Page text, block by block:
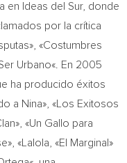
en Ideas del Sur, donde
por la crítica
«Costumbres
Urbano«. En 2005
ha producido éxitos
a Nina», «Los Exitosos
«Un Gallo para
«Lalola, «El Marginal»